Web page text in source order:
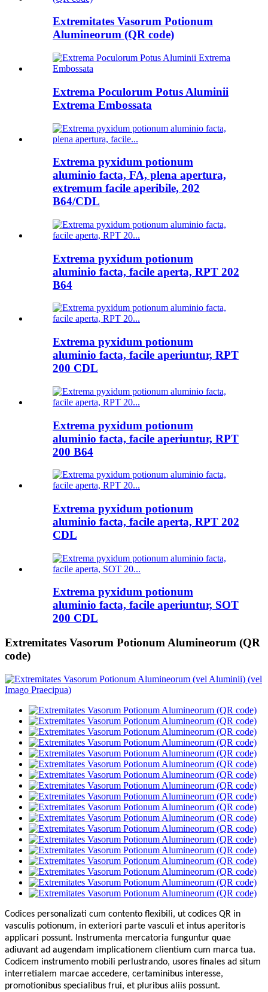
Extremitates Vasorum Potionum
Alumineorum (QR code)
Extrema Poculorum Potus Aluminii
Extrema Embossata
Extrema pyxidum potionum
aluminio facta, FA, plena apertura,
extremum facile aperibile, 202
B64/CDL
Extrema pyxidum potionum
aluminio facta, facile aperta, RPT 202
B64
Extrema pyxidum potionum
aluminio facta, facile aperiuntur, RPT
200 CDL
Extrema pyxidum potionum
aluminio facta, facile aperiuntur, RPT
200 B64
Extrema pyxidum potionum
aluminio facta, facile aperta, RPT 202
CDL
Extrema pyxidum potionum
aluminio facta, facile aperiuntur, SOT
200 CDL
Extremitates Vasorum Potionum Alumineorum (QR
code)
Codices personalizati cum contento flexibili, ut codices QR in
vasculis potionum, in exteriori parte vasculi et intus aperitoris
applicari possunt. Instrumenta mercatoria funguntur quae
adiuvant ad augendam implicationem clientium cum marca tua.
Codicem instrumento mobili perlustrando, usores finales ad situm
interretialem marcae accedere, certaminibus interesse,
promotionibus specialibus frui, et pluribus aliis possunt.